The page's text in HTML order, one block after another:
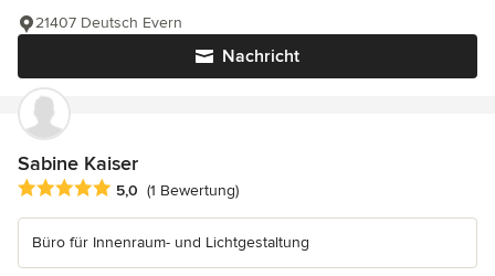
Nachricht
21407 Deutsch Evern
Sabine Kaiser
Durchschnittliche Bewertung: 5 von 5 Sternen
5,0 (1 Bewertung)
Büro für Innenraum- und Lichtgestaltung